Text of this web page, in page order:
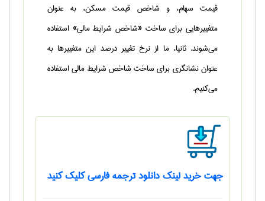
قیمت سهام، و شاخص قیمت مسکن، به عنوان
متغییرهایی برای ساخت «شاخص شرایط مالی» استفاده
می‌شوند. ثانیا، ما از نرخ تغییر درصد این متغییرها به
عنوان نشانگری برای ساخت شاخص شرایط مالی استفاده
می‌کنیم.
جهت خرید لینک دانلود ترجمه فارسی کلیک کنید